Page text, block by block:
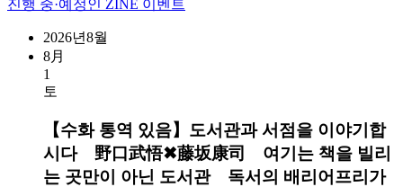
진행 중·예정인 ZINE 이벤트
2026년8월
8月
1
토
【수화 통역 있음】도서관과 서점을 이야기합
시다 野口武悟✖︎藤坂康司 여기는 책을 빌리
는 곳만이 아닌 도서관 독서의 배리어프리가